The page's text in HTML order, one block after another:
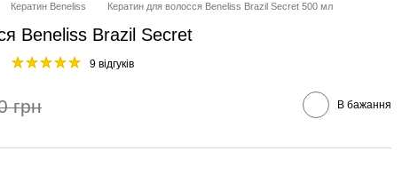
Кератин Beneliss Кератин для волосся Beneliss Brazil Secret 500 мл
Beneliss Brazil Secret
9 відгуків
грн В бажання